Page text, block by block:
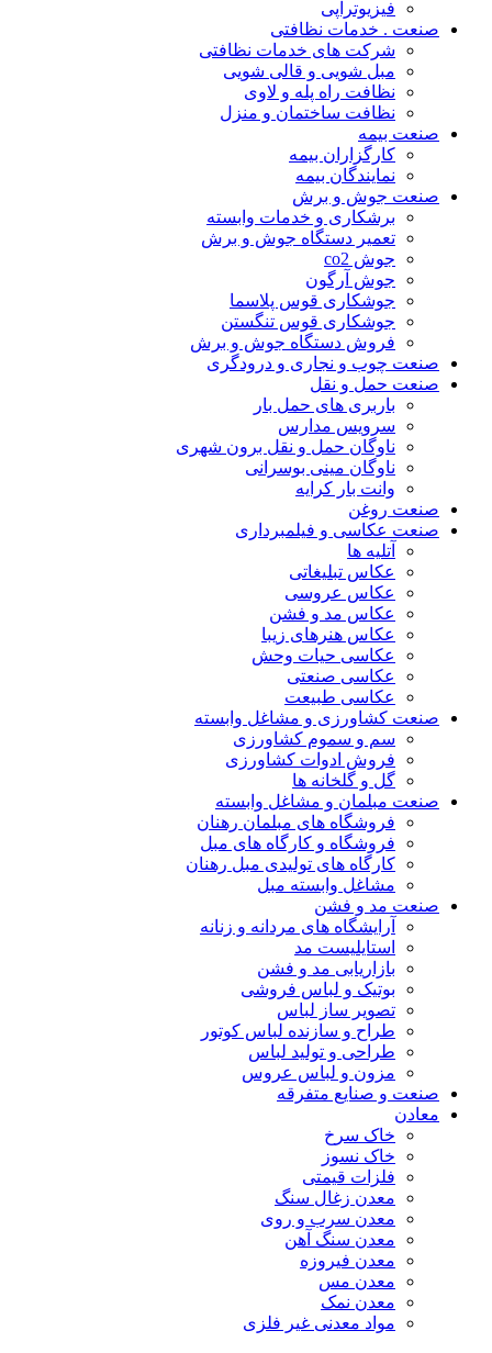
فیزیوتراپی
صنعت . خدمات نظافتی
شرکت های خدمات نظافتی
مبل شویی و قالی شویی
نظافت راه پله و لاوی
نظافت ساختمان و منزل
صنعت بیمه
کارگزاران بیمه
نمایندگان بیمه
صنعت جوش و برش
برشکاری و خدمات وابسته
تعمیر دستگاه جوش و برش
جوش co2
جوش آرگون
جوشکاری قوس پلاسما
جوشکاری قوس تنگستن
فروش دستگاه جوش و برش
صنعت چوب و نجاری و درودگری
صنعت حمل و نقل
باربری های حمل بار
سرویس مدارس
ناوگان حمل و نقل برون شهری
ناوگان مینی بوسرانی
وانت بار کرایه
صنعت روغن
صنعت عکاسی و فیلمبرداری
آتلیه ها
عکاس تبلیغاتی
عکاس عروسی
عکاس مد و فشن
عکاس هنرهای زیبا
عکاسی حیات وحش
عکاسی صنعتی
عکاسی طبیعت
صنعت کشاورزی و مشاغل وابسته
سم و سموم کشاورزی
فروش ادوات کشاورزی
گل و گلخانه ها
صنعت مبلمان و مشاغل وابسته
فروشگاه های مبلمان رهنان
فروشگاه و کارگاه های مبل
کارگاه های تولیدی مبل رهنان
مشاغل وابسته مبل
صنعت مد و فشن
آرایشگاه های مردانه و زنانه
استایلیست مد
بازاریابی مد و فشن
بوتیک و لباس فروشی
تصویر ساز لباس
طراح و سازنده لباس کوتور
طراحی و تولید لباس
مزون و لباس عروس
صنعت و صنایع متفرقه
معادن
خاک سرخ
خاک نسوز
فلزات قیمتی
معدن زغال سنگ
معدن سرب و روی
معدن سنگ آهن
معدن فیروزه
معدن مس
معدن نمک
مواد معدنی غیر فلزی